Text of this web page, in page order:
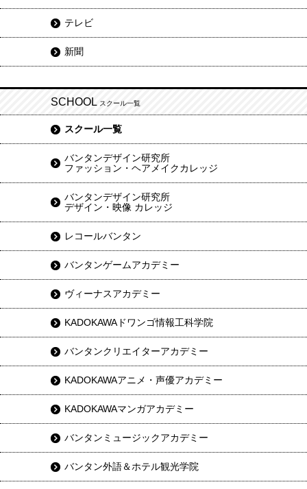
テレビ
新聞
SCHOOL スクール一覧
スクール一覧
バンタンデザイン研究所
ファッション・ヘアメイクカレッジ
バンタンデザイン研究所
デザイン・映像 カレッジ
レコールバンタン
バンタンゲームアカデミー
ヴィーナスアカデミー
KADOKAWAドワンゴ情報工科学院
バンタンクリエイターアカデミー
KADOKAWAアニメ・声優アカデミー
KADOKAWAマンガアカデミー
バンタンミュージックアカデミー
バンタン外語＆ホテル観光学院